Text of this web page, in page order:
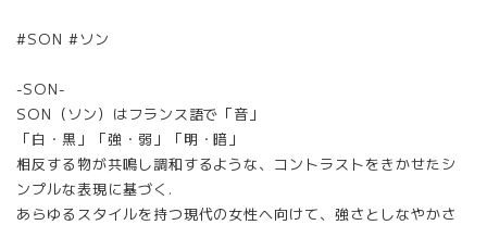
#SON #ソン
-SON-
SON（ソン）はフランス語で「音」
「白・黒」「強・弱」「明・暗」
相反する物が共鳴し調和するような、コントラストをきかせたシ
ンプルな表現に基づく.
あらゆるスタイルを持つ現代の女性へ向けて、強さとしなやかさ